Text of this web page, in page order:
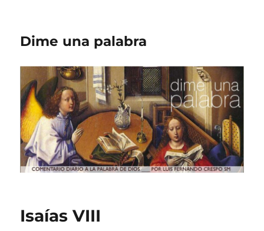
Dime una palabra
Isaías VIII